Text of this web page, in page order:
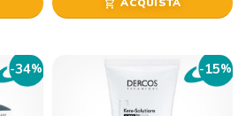
shopping_cart
-34% -15%